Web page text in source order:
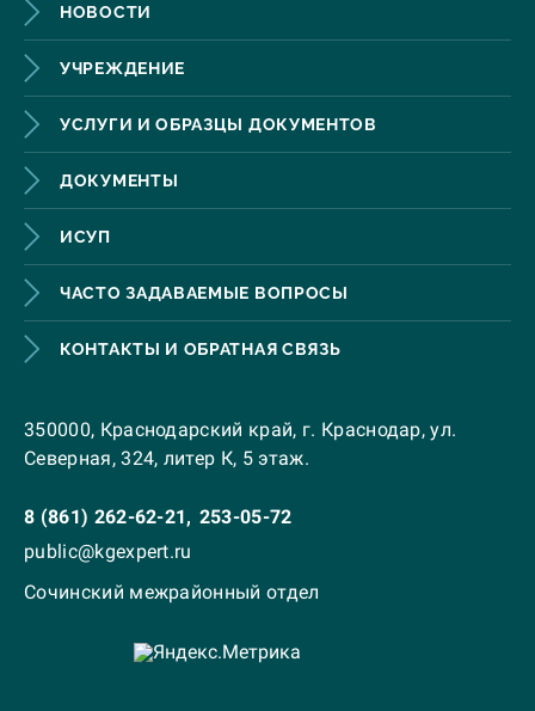
НОВОСТИ
УЧРЕЖДЕНИЕ
УСЛУГИ И ОБРАЗЦЫ ДОКУМЕНТОВ
ДОКУМЕНТЫ
ИСУП
ЧАСТО ЗАДАВАЕМЫЕ ВОПРОСЫ
КОНТАКТЫ И ОБРАТНАЯ СВЯЗЬ
350000, Краснодарский край, г. Краснодар, ул.
Северная, 324, литер К, 5 этаж.
8 (861) 262-62-21, 253-05-72
public@kgexpert.ru
Сочинский межрайонный отдел